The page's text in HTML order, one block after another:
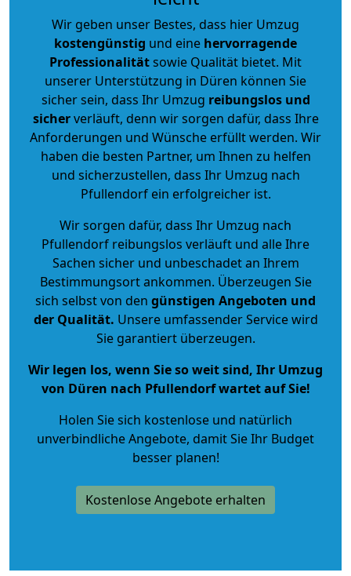
Wir geben unser Bestes, dass hier Umzug
kostengünstig und eine hervorragende
Professionalitätsowie Qualität bietet. Mit
unserer Unterstützung in Düren können Sie
sicher sein, dass Ihr Umzug reibungslos und
sicherverläuft, denn wir sorgen dafür, dass Ihre
Anforderungen und Wünsche erfüllt werden. Wir
haben die besten Partner, um Ihnen zu helfen
und sicherzustellen, dass Ihr Umzug nach
Pfullendorf ein erfolgreicher ist.
Wir sorgen dafür, dass Ihr Umzug nach
Pfullendorf reibungslos verläuft und alle Ihre
Sachen sicher und unbeschadet an Ihrem
Bestimmungsort ankommen. Überzeugen Sie
sich selbst von den günstigen Angeboten und
der Qualität. Unsere umfassender Service wird
Sie garantiert überzeugen.
Wir legen los, wenn Sie so weit sind, Ihr Umzug
von Düren nach Pfullendorf wartet auf Sie!
Holen Sie sich kostenlose und natürlich
unverbindliche Angebote, damit Sie Ihr Budget
besser planen!
Kostenlose Angebote erhalten